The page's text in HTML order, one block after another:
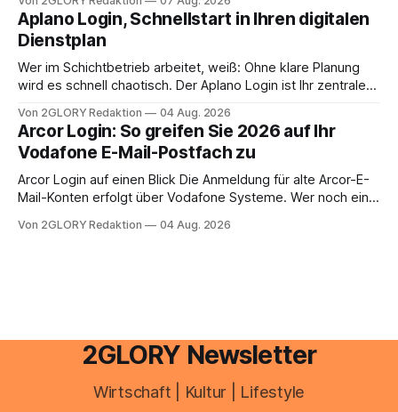
erledigen? Die kurze Antwort: Bei einfachen
Einkommensverhältnissen reicht häufig eine Steuersoftware
aus – sobald jedoch mehrere Einkunftsarten
zusammentreffen oder größere finanzielle Veränderungen
anstehen, zahlt sich professionelle Unterstützung meist
Aplano Login, Schnellstart in Ihren digitalen
Dienstplan
Wer im Schichtbetrieb arbeitet, weiß: Ohne klare Planung
wird es schnell chaotisch. Der Aplano Login ist Ihr zentraler
abwesenheiten und die gesamte kommunikation rund um
Ihr personal digital zu organisieren. In diesem Leitfaden
erfahren Sie alles, was Sie für einen reibungslosen Einstieg
brauchen, von der Registrierung
Von 2GLORY Redaktion 04 Aug. 2026
Arcor Login: So greifen Sie 2026 auf Ihr
Vodafone E-Mail-Postfach zu
Arcor Login auf einen Blick Die Anmeldung für alte Arcor-E-
Mail-Konten erfolgt über Vodafone Systeme. Wer noch eine
besitzt, loggt sich heute über das Vodafone E-Mail & Cloud
Von 2GLORY Redaktion 04 Aug. 2026
2GLORY Newsletter
Wirtschaft | Kultur | Lifestyle